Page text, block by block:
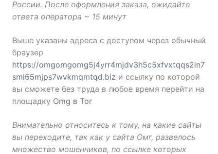
России. После оформления заказа, ожидайте
ответа оператора ~ 15 минут
Выше указаны адреса с доступом через обычный
браузер
https://omgomgomg5j4yrr4mjdv3h5c5xfvxtqqs2in7
smi65mjps7wvkmqmtqd.biz и ссылку по которой
вы сможете без труда в любое время перейти на
площадку Omg в Tor
Внимательно относитесь к тому, на какие сайты
вы переходите, так как у сайта Омг, развелось
множество мошенников, по ссылке которых